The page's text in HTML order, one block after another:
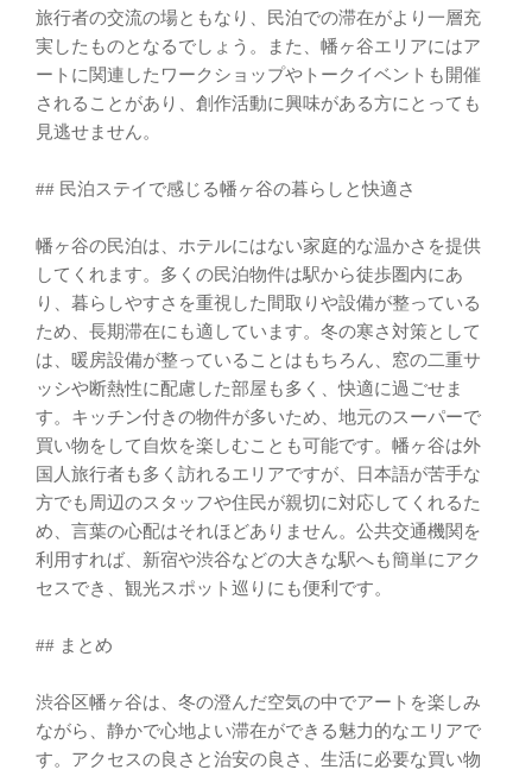
旅行者の交流の場ともなり、民泊での滞在がより一層充
実したものとなるでしょう。また、幡ヶ谷エリアにはア
ートに関連したワークショップやトークイベントも開催
されることがあり、創作活動に興味がある方にとっても
見逃せません。
## 民泊ステイで感じる幡ヶ谷の暮らしと快適さ
幡ヶ谷の民泊は、ホテルにはない家庭的な温かさを提供
してくれます。多くの民泊物件は駅から徒歩圏内にあ
り、暮らしやすさを重視した間取りや設備が整っている
ため、長期滞在にも適しています。冬の寒さ対策として
は、暖房設備が整っていることはもちろん、窓の二重サ
ッシや断熱性に配慮した部屋も多く、快適に過ごせま
す。キッチン付きの物件が多いため、地元のスーパーで
買い物をして自炊を楽しむことも可能です。幡ヶ谷は外
国人旅行者も多く訪れるエリアですが、日本語が苦手な
方でも周辺のスタッフや住民が親切に対応してくれるた
め、言葉の心配はそれほどありません。公共交通機関を
利用すれば、新宿や渋谷などの大きな駅へも簡単にアク
セスでき、観光スポット巡りにも便利です。
## まとめ
渋谷区幡ヶ谷は、冬の澄んだ空気の中でアートを楽しみ
ながら、静かで心地よい滞在ができる魅力的なエリアで
す。アクセスの良さと治安の良さ、生活に必要な買い物